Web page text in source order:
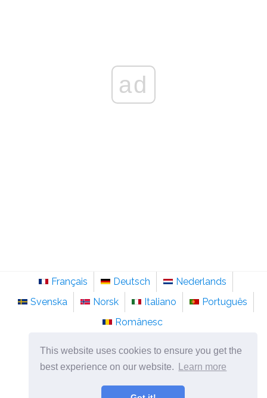
This website uses cookies to ensure you get the
best experience on our website.
Learn more
ad
Français Deutsch
Nederlands
Svenska
Norsk Italiano
Português
Românesc
©2026pt.sainte-anastasie.org
Psicologia, filosofia e pensamento sobre a vida.